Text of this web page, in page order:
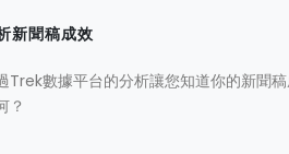
新聞稿成效
Trek數據平台的分析讓您知道你的新聞
？